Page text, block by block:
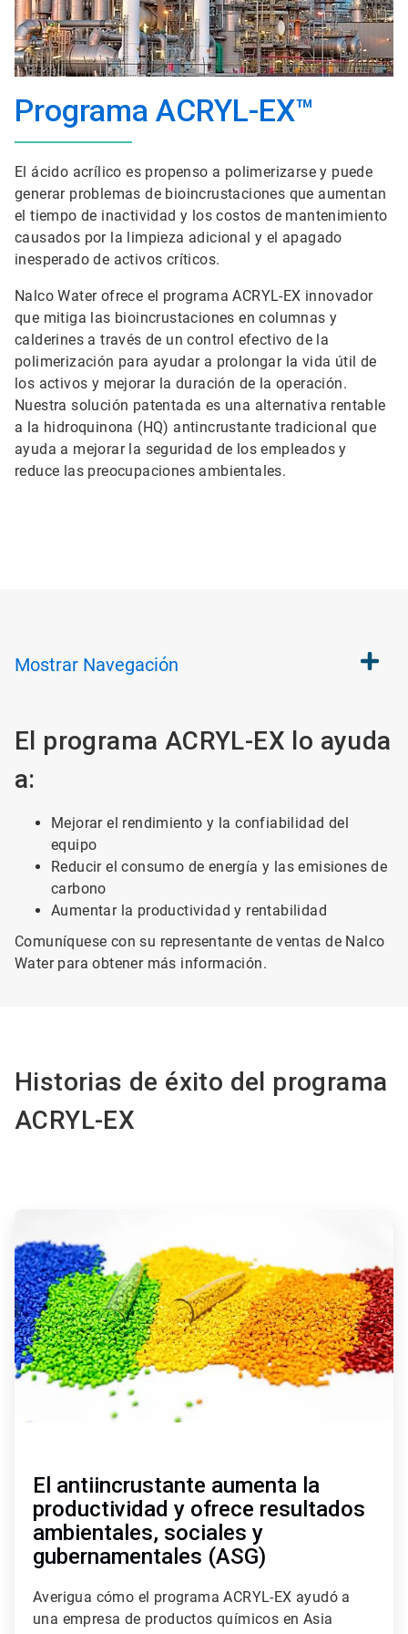
Programa ACRYL-EX™
El ácido acrílico es propenso a polimerizarse y puede
generar problemas de bioincrustaciones que aumentan
el tiempo de inactividad y los costos de mantenimiento
causados por la limpieza adicional y el apagado
inesperado de activos críticos.
Nalco Water ofrece el programa ACRYL-EX innovador
que mitiga las bioincrustaciones en columnas y
calderines a través de un control efectivo de la
polimerización para ayudar a prolongar la vida útil de
los activos y mejorar la duración de la operación.
Nuestra solución patentada es una alternativa rentable
a la hidroquinona (HQ) antincrustante tradicional que
ayuda a mejorar la seguridad de los empleados y
reduce las preocupaciones ambientales.
Mostrar Navegación
El programa ACRYL-EX lo ayuda
a:
Mejorar el rendimiento y la confiabilidad del
equipo
Reducir el consumo de energía y las emisiones de
carbono
Aumentar la productividad y rentabilidad
Comuníquese con su representante de ventas de Nalco
Water para obtener más información.
Historias de éxito del programa
ACRYL-EX
de
2
El antiincrustante aumenta la
productividad y ofrece resultados
ambientales, sociales y
gubernamentales (ASG)
Averigua cómo el programa ACRYL-EX ayudó a
una empresa de productos químicos en Asia